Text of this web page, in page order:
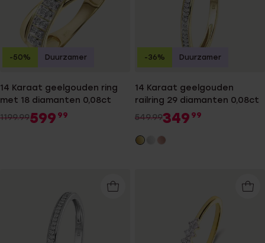
14 Karaat geelgouden ring
met 18 diamanten 0,08ct
1199.99599 99
-50% Duurzamer
14 Karaat geelgouden
railring 29 diamanten 0,08ct
549.99349 99
-36% Duurzamer